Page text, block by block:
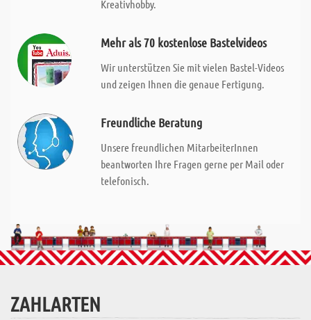
Kreativhobby.
Mehr als 70 kostenlose Bastelvideos
Wir unterstützen Sie mit vielen Bastel-Videos
und zeigen Ihnen die genaue Fertigung.
Freundliche Beratung
Unsere freundlichen MitarbeiterInnen
beantworten Ihre Fragen gerne per Mail oder
telefonisch.
ZAHLARTEN